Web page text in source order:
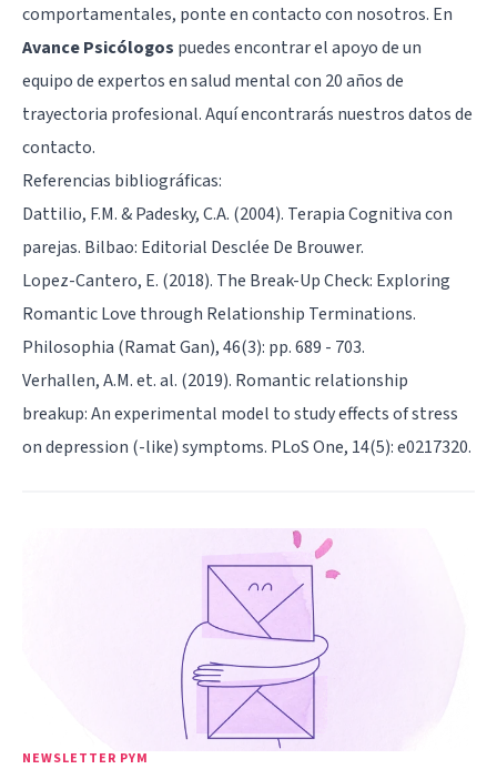
comportamentales, ponte en contacto con nosotros. En
Avance Psicólogos puedes encontrar el apoyo de un
equipo de expertos en salud mental con 20 años de
trayectoria profesional.Aquíencontrarás nuestros datos de
contacto.
Referencias bibliográficas:
Dattilio, F.M. & Padesky, C.A. (2004). Terapia Cognitiva con
parejas. Bilbao: Editorial Desclée De Brouwer.
Lopez-Cantero, E. (2018). The Break-Up Check: Exploring
Romantic Love through Relationship Terminations.
Philosophia (Ramat Gan), 46(3): pp. 689 - 703.
Verhallen, A.M. et. al. (2019). Romantic relationship
breakup: An experimental model to study effects of stress
on depression (-like) symptoms. PLoS One, 14(5): e0217320.
NEWSLETTER PYM